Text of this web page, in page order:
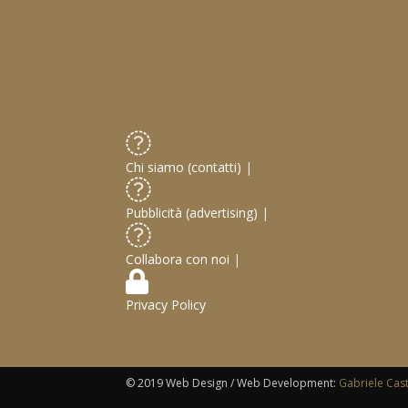
Chi siamo (contatti) |
Pubblicità (advertising) |
Collabora con noi |
Privacy Policy
© 2019 Web Design / Web Development: Gabriele